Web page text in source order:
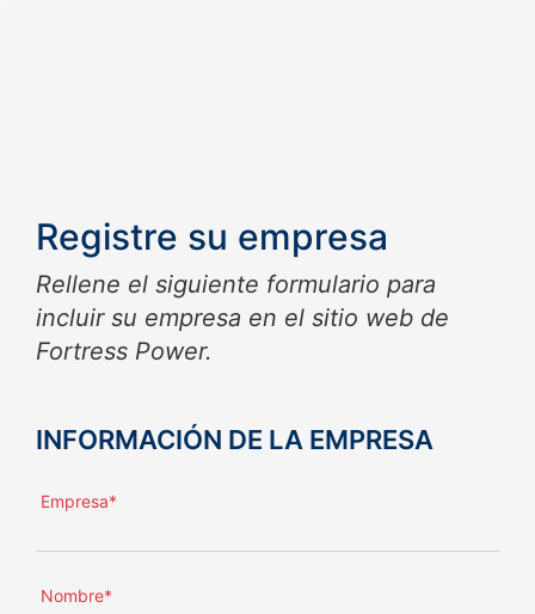
Registre su empresa
Rellene el siguiente formulario para
incluir su empresa en el sitio web de
Fortress Power.
INFORMACIÓN DE LA EMPRESA
Empresa*
Nombre*